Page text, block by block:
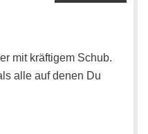
mit kräftigem Schub.
alle auf denen Du